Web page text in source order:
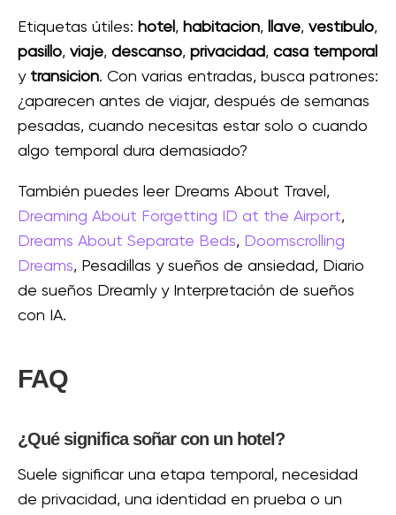
Etiquetas útiles: hotel , habitación, llave, vestíbulo,
pasillo, viaje, descanso, privacidad, casa temporal
y transición. Con varias entradas, busca patrones:
¿aparecen antes de viajar, después de semanas
pesadas, cuando necesitas estar solo o cuando
algo temporal dura demasiado?
También puedes leer Dreams About Travel,
Dreaming About Forgetting ID at the Airport,
Dreams About Separate Beds, Doomscrolling
Dreams, Pesadillas y sueños de ansiedad, Diario
de sueños Dreamly y Interpretación de sueños
con IA.
FAQ
¿Qué significa soñar con un hotel?
Suele significar una etapa temporal, necesidad
de privacidad, una identidad en prueba o un